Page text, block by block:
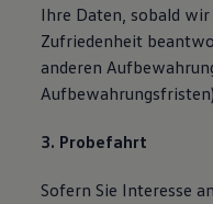
Ihre Daten, sobald
Zufriedenheit
anderen
3. Probefahrt
Sofern Sie Interesse